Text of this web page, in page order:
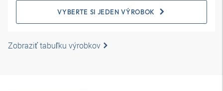
VYBERTE SI JEDEN VÝROBOK
Zobraziť tabuľku výrobkov